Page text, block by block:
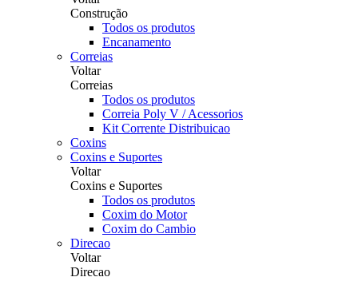
Construção
Todos os produtos
Encanamento
Correias
Voltar
Correias
Todos os produtos
Correia Poly V / Acessorios
Kit Corrente Distribuicao
Coxins
Coxins e Suportes
Voltar
Coxins e Suportes
Todos os produtos
Coxim do Motor
Coxim do Cambio
Direcao
Voltar
Direcao